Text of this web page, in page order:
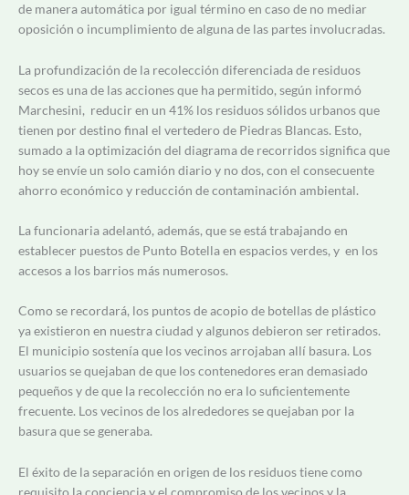
de manera automática por igual término en caso de no mediar
oposición o incumplimiento de alguna de las partes involucradas.
La profundización de la recolección diferenciada de residuos
secos es una de las acciones que ha permitido, según informó
Marchesini, reducir en un 41% los residuos sólidos urbanos que
tienen por destino final el vertedero de Piedras Blancas. Esto,
sumado a la optimización del diagrama de recorridos significa que
hoy se envíe un solo camión diario y no dos, con el consecuente
ahorro económico y reducción de contaminación ambiental.
La funcionaria adelantó, además, que se está trabajando en
establecer puestos de Punto Botella en espacios verdes, y en los
accesos a los barrios más numerosos.
Como se recordará, los puntos de acopio de botellas de plástico
ya existieron en nuestra ciudad y algunos debieron ser retirados.
El municipio sostenía que los vecinos arrojaban allí basura. Los
usuarios se quejaban de que los contenedores eran demasiado
pequeños y de que la recolección no era lo suficientemente
frecuente. Los vecinos de los alrededores se quejaban por la
basura que se generaba.
El éxito de la separación en origen de los residuos tiene como
requisito la conciencia y el compromiso de los vecinos y la